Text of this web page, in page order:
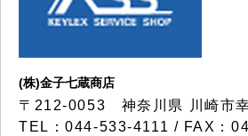
(株)金子七蔵商店
〒212-0053 神奈川県 川崎市
TEL：044-533-4111 / FAX：